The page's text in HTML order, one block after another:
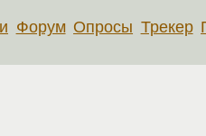
Форум Опросы Трекер